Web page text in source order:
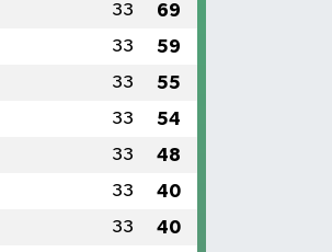
33 69
33 59
33 55
33 54
33 48
33 40
33 40